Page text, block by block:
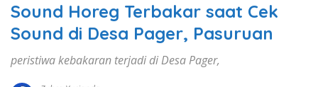
Sound Horeg Terbakar saat Cek
Sound di Desa Pager, Pasuruan
peristiwa kebakaran terjadi di Desa Pager,